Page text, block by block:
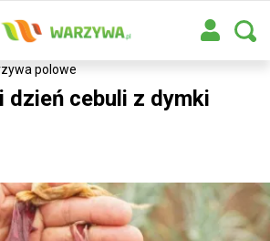
polowe
dzień cebuli z dymki